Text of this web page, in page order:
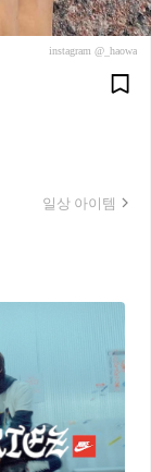
instagram @_haowa
일상 아이템